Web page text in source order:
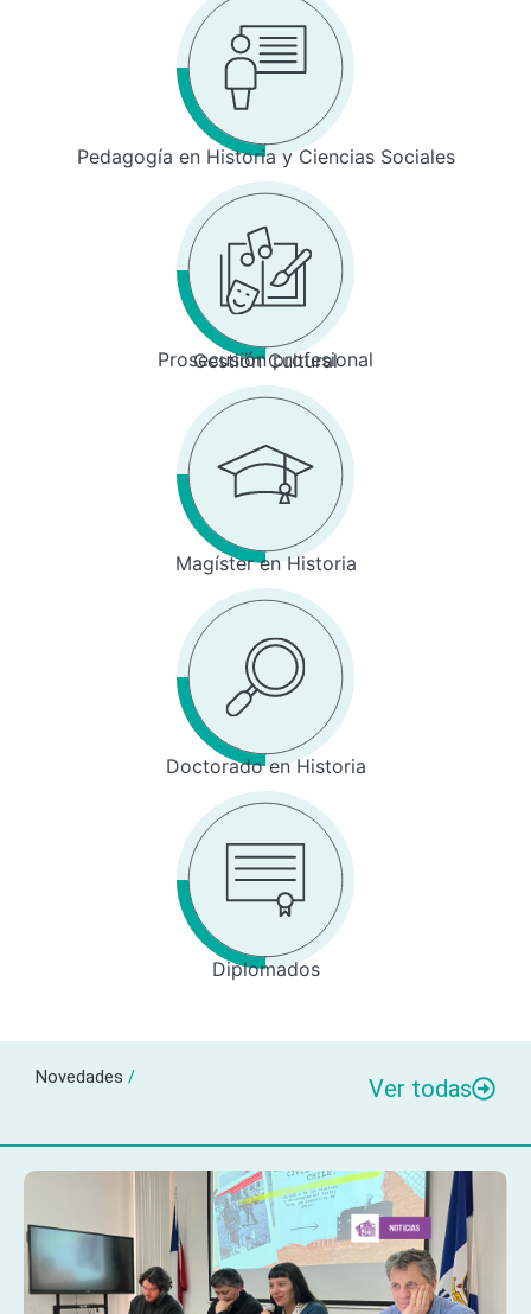
Pedagogía en Historia y Ciencias Sociales
Prosecusión profesional
Gestión Cultural
Magíster en Historia
Doctorado en Historia
Diplomados
Novedades / Ver todas